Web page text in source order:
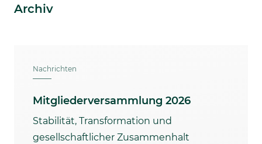
Archiv
Nachrichten
Mitgliederversammlung 2026
Stabilität, Transformation und
gesellschaftlicher Zusammenhalt